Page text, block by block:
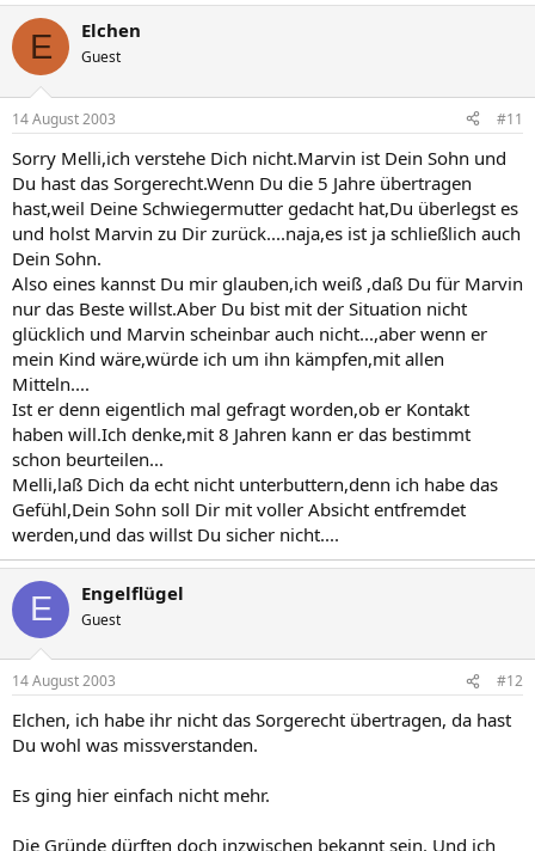
E Elchen
Guest
14 August 2003 #11
Sorry Melli,ich verstehe Dich nicht.Marvin ist Dein Sohn und
Du hast das Sorgerecht.Wenn Du die 5 Jahre übertragen
hast,weil Deine Schwiegermutter gedacht hat,Du überlegst es
und holst Marvin zu Dir zurück....naja,es ist ja schließlich auch
Dein Sohn.
Also eines kannst Du mir glauben,ich weiß ,daß Du für Marvin
nur das Beste willst.Aber Du bist mit der Situation nicht
glücklich und Marvin scheinbar auch nicht...,aber wenn er
mein Kind wäre,würde ich um ihn kämpfen,mit allen
Mitteln....
Ist er denn eigentlich mal gefragt worden,ob er Kontakt
haben will.Ich denke,mit 8 Jahren kann er das bestimmt
schon beurteilen...
Melli,laß Dich da echt nicht unterbuttern,denn ich habe das
Gefühl,Dein Sohn soll Dir mit voller Absicht entfremdet
werden,und das willst Du sicher nicht....
E Engelflügel
Guest
14 August 2003 #12
Elchen, ich habe ihr nicht das Sorgerecht übertragen, da hast
Du wohl was missverstanden.
Es ging hier einfach nicht mehr.
Die Gründe dürften doch inzwischen bekannt sein. Und ich